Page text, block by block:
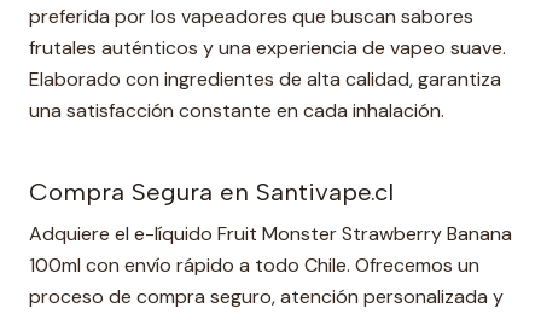
preferida por los vapeadores que buscan sabores
frutales auténticos y una experiencia de vapeo suave.
Elaborado con ingredientes de alta calidad, garantiza
una satisfacción constante en cada inhalación.
Compra Segura en Santivape.cl
Adquiere el e-líquido Fruit Monster Strawberry Banana
100ml con envío rápido a todo Chile. Ofrecemos un
proceso de compra seguro, atención personalizada y